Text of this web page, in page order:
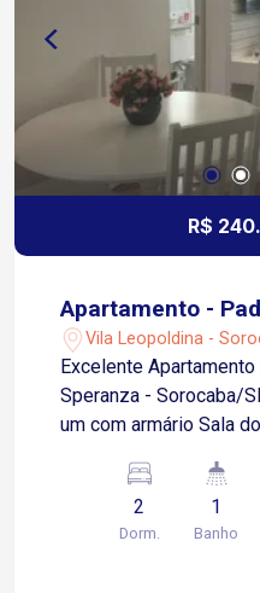
R$
Apartamento -
Vila Leopoldina -
Excelente Apartamento no Condomínio Spazzio
Speranza - Sorocaba/SP! 02 dormitórios
um com armário Sala dois ambientes Banheiro
01 vaga de garagem descoberta
podem aproveitar
de diversão na área
2
Dorm.
1
Banho